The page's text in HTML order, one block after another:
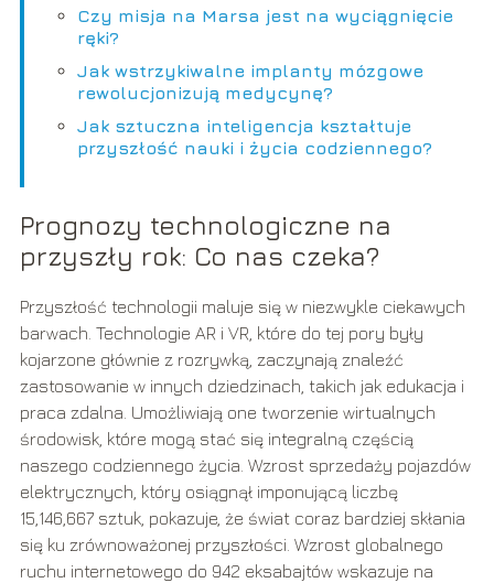
Czy misja na Marsa jest na wyciągnięcie
ręki?
Jak wstrzykiwalne implanty mózgowe
rewolucjonizują medycynę?
Jak sztuczna inteligencja kształtuje
przyszłość nauki i życia codziennego?
Prognozy technologiczne na
przyszły rok: Co nas czeka?
Przyszłość technologii maluje się w niezwykle ciekawych
barwach. Technologie AR i VR, które do tej pory były
kojarzone głównie z rozrywką, zaczynają znaleźć
zastosowanie w innych dziedzinach, takich jak edukacja i
praca zdalna. Umożliwiają one tworzenie wirtualnych
środowisk, które mogą stać się integralną częścią
naszego codziennego życia. Wzrost sprzedaży pojazdów
elektrycznych, który osiągnął imponującą liczbę
15,146,667 sztuk, pokazuje, że świat coraz bardziej skłania
się ku zrównoważonej przyszłości. Wzrost globalnego
ruchu internetowego do 942 eksabajtów wskazuje na